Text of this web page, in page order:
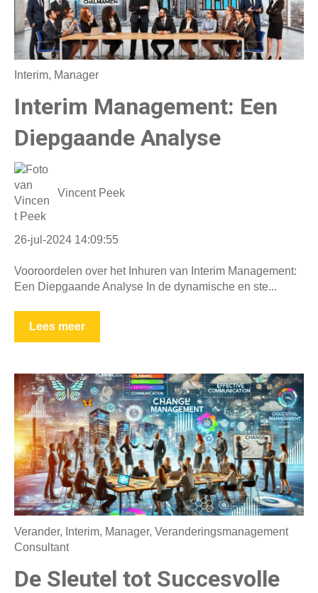
Interim, Manager
Interim Management: Een
Diepgaande Analyse
Vincent Peek
26-jul-2024 14:09:55
Vooroordelen over het Inhuren van Interim Management:
Een Diepgaande Analyse In de dynamische en ste...
Lees meer
Verander, Interim, Manager, Veranderingsmanagement
Consultant
De Sleutel tot Succesvolle